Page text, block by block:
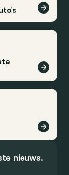
nieuws.